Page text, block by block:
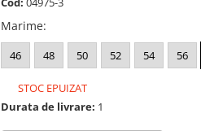
Marime:
46 48 50 52 54 56
STOC EPUIZAT
Durata de livrare: 1